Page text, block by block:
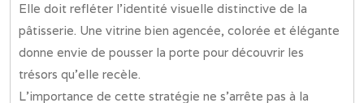
Elle doit refléter l’identité visuelle distinctive de la
pâtisserie. Une vitrine bien agencée, colorée et élégante
donne envie de pousser la porte pour découvrir les
trésors qu’elle recèle.
L’importance de cette stratégie ne s’arrête pas à la